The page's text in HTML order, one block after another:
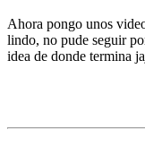
Ahora pongo unos
lindo, no pude seguir
idea de donde termina